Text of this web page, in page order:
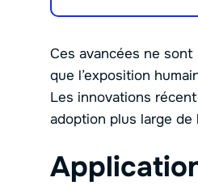
Ces avancées ne
que l’exposition
Les innovations
adoption plus large